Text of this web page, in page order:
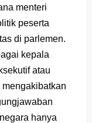
menteri
peserta
di parlemen.
kepala
atau
hanya